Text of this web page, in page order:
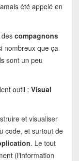
été appelé en
compagnons
nombreux que ça
sont un peu
outil : Visual
et visualiser
code, et surtout de
. Le tout
(l'information